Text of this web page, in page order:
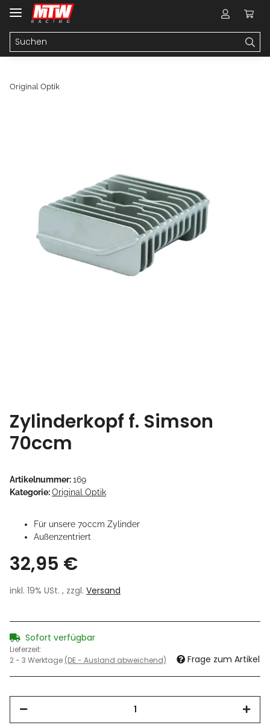
Original Optik
Zylinderkopf f. Simson
70ccm
Artikelnummer:169
Kategorie:Original Optik
Für unsere 70ccm Zylinder
Außenzentriert
32,95 €
inkl. 19% USt. , zzgl. Versand
Sofort verfügbar
Lieferzeit:
2 - 3 Werktage (DE - Ausland abweichend) Frage zum Artikel